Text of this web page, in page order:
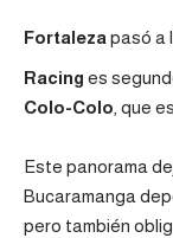
Fortaleza pasó a
Racing es
Colo-Colo , que
Este panorama
Bucaramanga
pero también